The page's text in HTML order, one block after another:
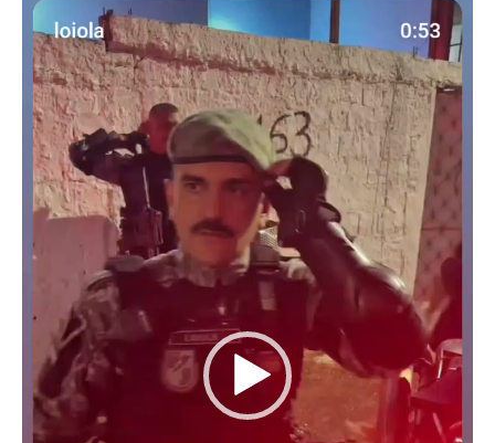
de
vídeo